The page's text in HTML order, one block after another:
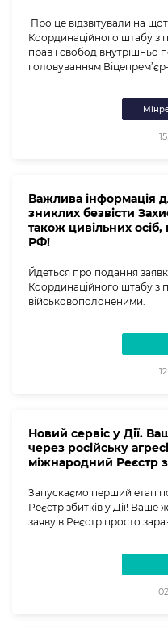
Про це відзвітували на
Координаційного штабу з
прав і свобод внутрішньо
головуванням
Важлива інформація
зниклих безвісти
також цивільних
РФ!
Йдеться про подання
Координаційного штабу з
військовополоненими.
Новий сервіс у Дії.
через російську
міжнародний Реєстр
Запускаємо перший етап
Реєстр збитків у Дії!
заяву в Реєстр просто